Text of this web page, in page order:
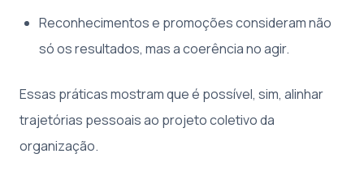
Reconhecimentos e promoções consideram não
só os resultados, mas a coerência no agir.
Essas práticas mostram que é possível, sim, alinhar
trajetórias pessoais ao projeto coletivo da
organização.